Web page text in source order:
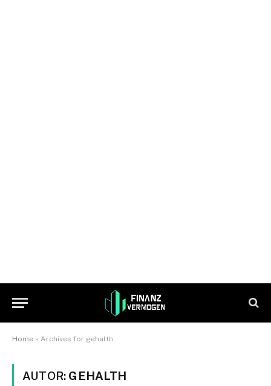
Home » Archives for gehalth
AUTOR: GEHALTH